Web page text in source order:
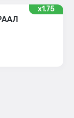
x1.75